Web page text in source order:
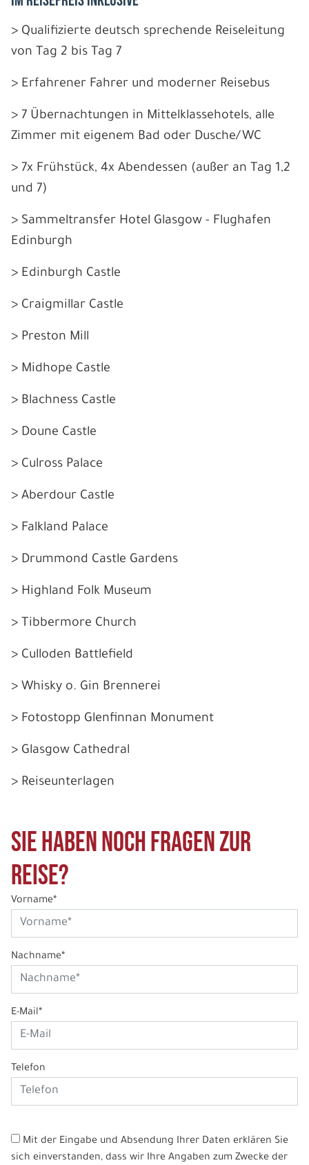
> Qualifizierte deutsch sprechende Reiseleitung
von Tag 2 bis Tag 7
> Erfahrener Fahrer und moderner Reisebus
> 7 Übernachtungen in Mittelklassehotels, alle
Zimmer mit eigenem Bad oder Dusche/WC
> 7x Frühstück, 4x Abendessen (außer an Tag 1,2
und 7)
> Sammeltransfer Hotel Glasgow - Flughafen
Edinburgh
> Edinburgh Castle
> Craigmillar Castle
> Preston Mill
> Midhope Castle
> Blachness Castle
> Doune Castle
> Culross Palace
> Aberdour Castle
> Falkland Palace
> Drummond Castle Gardens
> Highland Folk Museum
> Tibbermore Church
> Culloden Battlefield
> Whisky o. Gin Brennerei
> Fotostopp Glenfinnan Monument
> Glasgow Cathedral
> Reiseunterlagen
Sie haben noch Fragen zur
Reise?
Vorname*
Nachname*
E-Mail*
Telefon
Mit der Eingabe und Absendung Ihrer Daten erklären Sie
sich einverstanden, dass wir Ihre Angaben zum Zwecke der